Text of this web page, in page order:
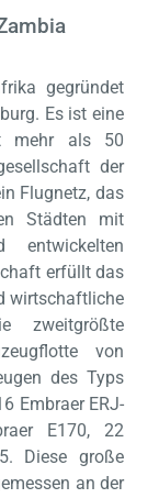
gegründet
Es ist eine
mehr als 50
der
Flugnetz, das
Städten mit
entwickelten
erfüllt das
wirtschaftliche
von
des Typs
Embraer ERJ-
E170, 22
Diese große
an der